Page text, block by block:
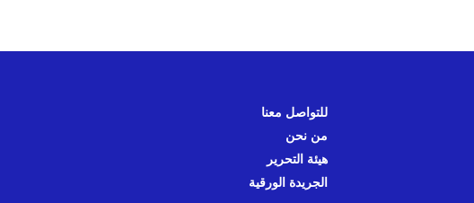
للتواصل معنا
من نحن
هيئة التحرير
الجريدة الورقية